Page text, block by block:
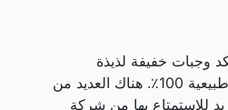
وجبات خفيفة لذيذة
مصنوعة من مكونات طبيعية 100٪. هناك العديد من
للاستمتاع بها من شركة